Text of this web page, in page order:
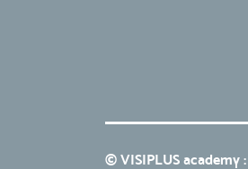
© VISIPLUS academy